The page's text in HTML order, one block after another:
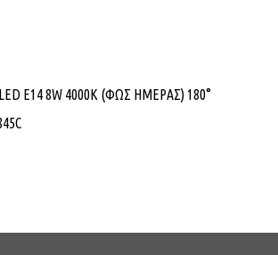
E14 8W 4000K (ΦΩΣ ΗΜΕΡΑΣ) 180°